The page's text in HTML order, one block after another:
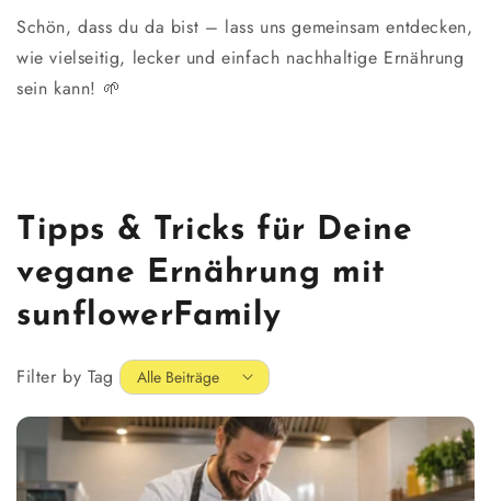
Schön, dass du da bist – lass uns gemeinsam entdecken,
wie vielseitig, lecker und einfach nachhaltige Ernährung
sein kann! 🌱
Tipps & Tricks für Deine
vegane Ernährung mit
sunflowerFamily
Filter by Tag